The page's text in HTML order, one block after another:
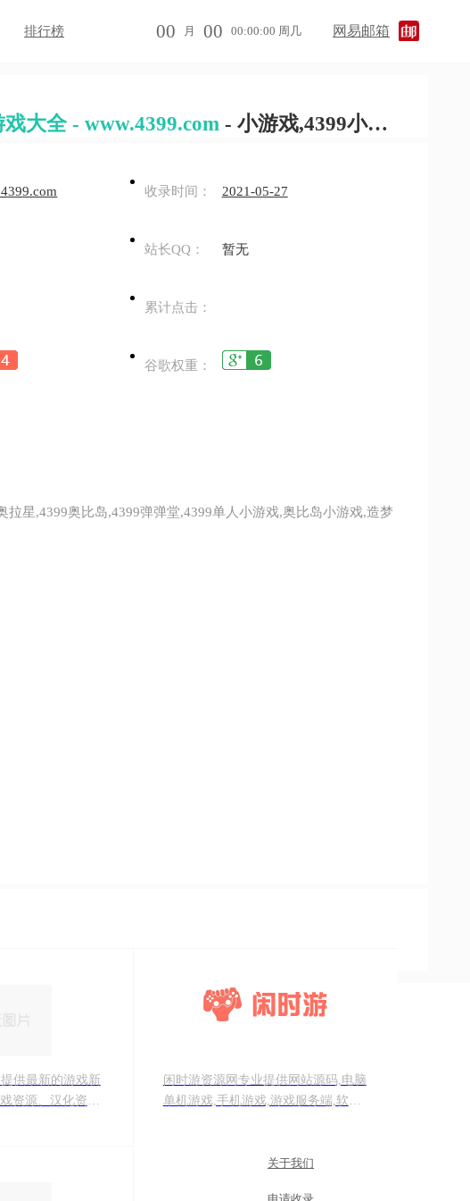
排行榜 00 月 00 00:00:00 周几 网易邮箱
大全 - www.4399.com - 小游戏,4399小游戏,小游戏大全,双人小游戏大全 - www.4399.com
收录时间： 2021-05-27
站长QQ： 暂无
累计点击：
谷歌权重：
星,4399奥比岛,4399弹弹堂,4399单人小游戏,奥比岛小游戏,造梦
供最新的游戏新
资源、汉化资
闲时游资源网专业提供网站源码,电脑
单机游戏,手机游戏,游戏服务端,软件
关于我们